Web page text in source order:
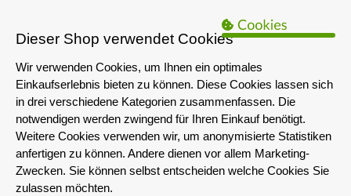
Das servershop-bayern.de Angebot richtet sich nur an
Unternehmen i.S.d. § 14 BGB sowie die öffentliche Hand. Ein Verkauf
an Privatpersonen ist nicht möglich.
Dieser Shop verwendet Cookies
Wir verwenden Cookies, um Ihnen ein optimales
Einkaufserlebnis bieten zu können. Diese Cookies lassen sich
in drei verschiedene Kategorien zusammenfassen. Die
notwendigen werden zwingend für Ihren Einkauf benötigt.
Weitere Cookies verwenden wir, um anonymisierte Statistiken
anfertigen zu können. Andere dienen vor allem Marketing-
Zwecken. Sie können selbst entscheiden welche Cookies Sie
zulassen möchten.